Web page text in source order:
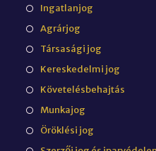
Ingatlanjog
Agrárjog
Társasági jog
Kereskedelmi jog
Követelésbehajtás
Munkajog
Öröklési jog